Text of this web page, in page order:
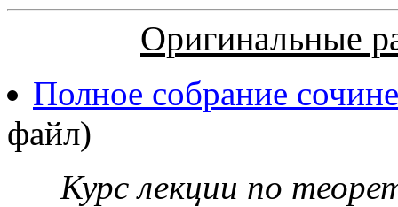
Оригинальные
Полное собрание
файл)
Курс лекции по